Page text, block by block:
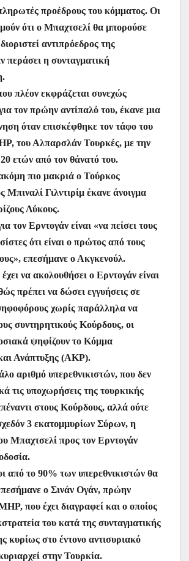
προέδρους του κόμματος. Οι
ότι ο Μπαχτσελί θα μπορούσε
αντιπρόεδρος της
περάσει η συνταγματική
πλέον εκφράζεται συνεχώς
τον πρώην αντίπαλό του, έκανε μια
όταν επισκέφθηκε τον τάφο του
του Αλπαρσλάν Τουρκές, με την
ετών από τον θάνατό του.
πιο μακριά ο Τούρκος
Μπιναλί Γιλντιρίμ έκανε άνοιγμα
Λύκους.
τον Ερντογάν είναι «να πείσει τους
ότι είναι ο πρώτος από τους
επεσήμανε ο Ακγκενούλ.
να ακολουθήσει ο Ερντογάν είναι
πρέπει να δώσει εγγυήσεις σε
χωρίς παράλληλα να
συντηρητικούς Κούρδους, οι
ψηφίζουν το Κόμμα
Ανάπτυξης (AKP).
αριθμό υπερεθνικιστών, που δεν
τις υποχωρήσεις της τουρκικής
στους Κούρδους, αλλά ούτε
3 εκατομμυρίων Σύρων, η
Μπαχτσελί προς τον Ερντογάν
από το 90% των υπερεθνικιστών θα
ο Σινάν Ογάν, πρώην
που έχει διαγραφεί και ο οποίος
του κατά της συνταγματικής
κυρίως στο έντονο αντισυριακό
στην Τουρκία.